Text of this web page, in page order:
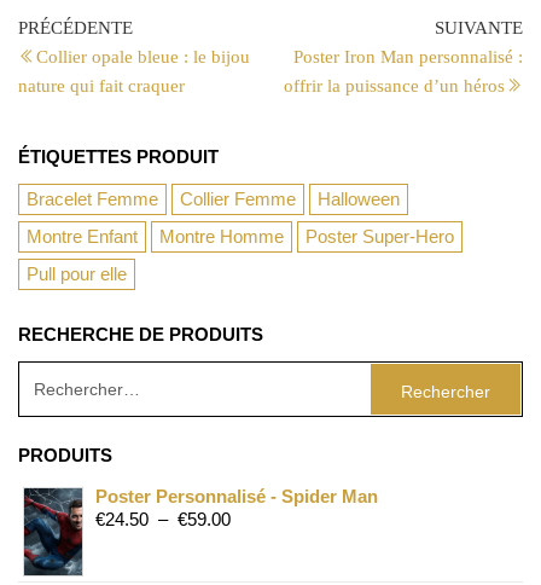
PRÉCÉDENTE
Collier opale bleue : le bijou
nature qui fait craquer
SUIVANTE
Poster Iron Man personnalisé :
offrir la puissance d’un héros
ÉTIQUETTES PRODUIT
Bracelet Femme Collier Femme
Halloween
Montre Enfant
Montre Homme
Poster Super-Hero
Pull pour elle
RECHERCHE DE PRODUITS
PRODUITS
Poster Personnalisé - Spider Man
€24.50 – €59.00